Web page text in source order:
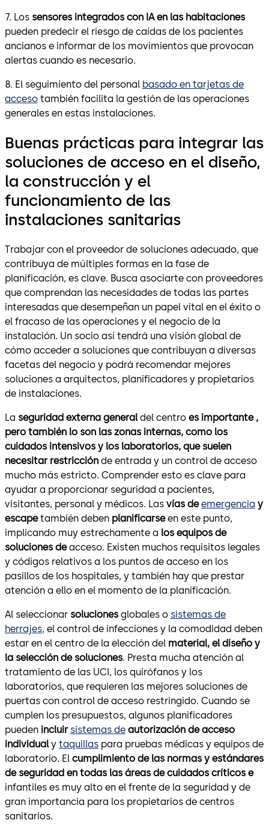
7. Los sensores integrados con IA en las habitaciones
pueden predecir el riesgo de caídas de los pacientes
ancianos e informar de los movimientos que provocan
alertas cuando es necesario.
8. El seguimiento del personal basado en tarjetas de
acceso también facilita la gestión de las operaciones
generales en estas instalaciones.
Buenas prácticas para integrar las
soluciones de acceso en el diseño,
la construcción y el
funcionamiento de las
instalaciones sanitarias
Trabajar con el proveedor de soluciones adecuado, que
contribuya de múltiples formas en la fase de
planificación, es clave. Busca asociarte con proveedores
que comprendan las necesidades de todas las partes
interesadas que desempeñan un papel vital en el éxito o
el fracaso de las operaciones y el negocio de la
instalación. Un socio así tendrá una visión global de
cómo acceder a soluciones que contribuyan a diversas
facetas del negocio y podrá recomendar mejores
soluciones a arquitectos, planificadores y propietarios
de instalaciones.
La seguridad externa generaldel centro es importante ,
pero también lo son las zonas internas, como los
cuidados intensivos y los laboratorios, que suelen
necesitar restricción de entrada y un control de acceso
mucho más estricto. Comprender esto es clave para
ayudar a proporcionar seguridad a pacientes,
visitantes, personal y médicos. Las vías de emergencia y
escapetambién deben planificarseen este punto,
implicando muy estrechamente a los equipos de
soluciones deacceso. Existen muchos requisitos legales
y códigos relativos a los puntos de acceso en los
pasillos de los hospitales, y también hay que prestar
atención a ello en el momento de la planificación.
Al seleccionar soluciones globales o sistemas de
herrajes, el control de infecciones y la comodidad deben
estar en el centro de la elección del material, el diseño y
la selección de soluciones. Presta mucha atención al
tratamiento de las UCI, los quirófanos y los
laboratorios, que requieren las mejores soluciones de
puertas con control de acceso restringido. Cuando se
cumplen los presupuestos, algunos planificadores
pueden incluir sistemas de autorización de acceso
individualy taquillas para pruebas médicas y equipos de
laboratorio. El cumplimiento de las normas y estándares
de seguridad en todas las áreas de cuidados críticos e
infantiles es muy alto en el frente de la seguridad y de
gran importancia para los propietarios de centros
sanitarios.